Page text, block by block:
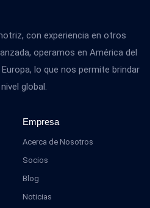
con experiencia en otros
operamos en América del
lo que nos permite brindar
global.
Empresa
Acerca de Nosotros
Socios
Blog
Noticias